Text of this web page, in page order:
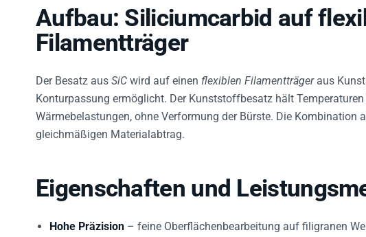
Aufbau: Siliciumcarbid auf
Filamentträger
Der Besatz aus SiC wird auf einen flexiblen Filamentträgeraus
Konturpassung ermöglicht. Der Kunststoffbesatz hält Temperaturen
Wärmebelastungen, ohne Verformung der Bürste. Die Kombination
gleichmäßigen Materialabtrag.
Eigenschaften und
Hohe Präzision – feine Oberflächenbearbeitung auf filigranen